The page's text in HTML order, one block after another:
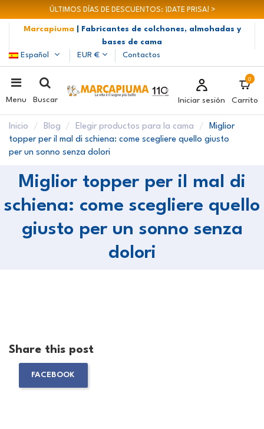
ÚLTIMOS DÍAS DE DESCUENTOS: ¡DATE PRISA! >
Marcapiuma
| Fabricantes de colchones, almohadas y
bases de cama
Español
EUR € Contactos
Menu Buscar Iniciar sesión
0
Carrito
Inicio Blog Elegir productos para la cama
Miglior
topper per il mal di schiena: come scegliere quello giusto
per un sonno senza dolori
Miglior topper per il mal di
schiena: come scegliere quello
giusto per un sonno senza
dolori
Share this post
FACEBOOK